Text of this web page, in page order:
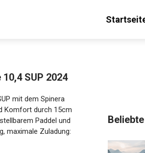
Startseite
SUP 2024
mit dem Spinera
Komfort durch 15cm
Paddel und
maximale Zuladung:
Beliebte
Sale
im Sale bei Decathlon an!